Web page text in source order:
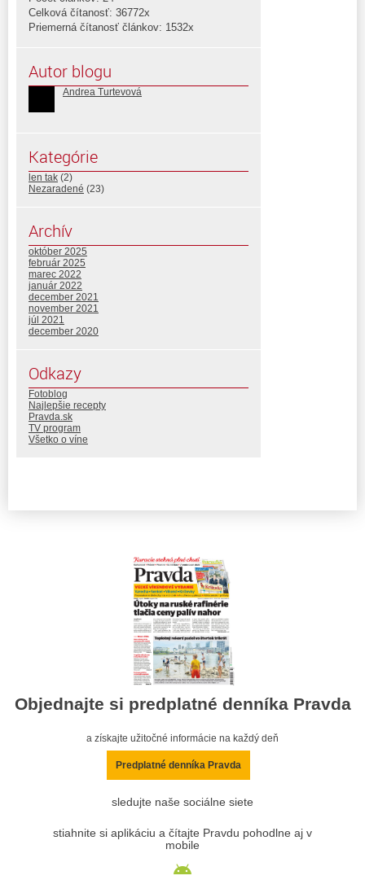
Celková čítanosť: 36772x
Priemerná čítanosť článkov: 1532x
Autor blogu
Andrea Turtevová
Kategórie
len tak (2)
Nezaradené (23)
Archív
október 2025
február 2025
marec 2022
január 2022
december 2021
november 2021
júl 2021
december 2020
Odkazy
Fotoblog
Najlepšie recepty
Pravda.sk
TV program
Všetko o víne
Objednajte si predplatné denníka Pravda
a získajte užitočné informácie na každý deň
Predplatné denníka Pravda
sledujte naše sociálne siete
stiahnite si aplikáciu a čítajte Pravdu pohodlne aj v
mobile